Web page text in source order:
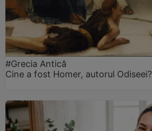
#Grecia Antică
Cine a fost Homer, autorul Odiseei?